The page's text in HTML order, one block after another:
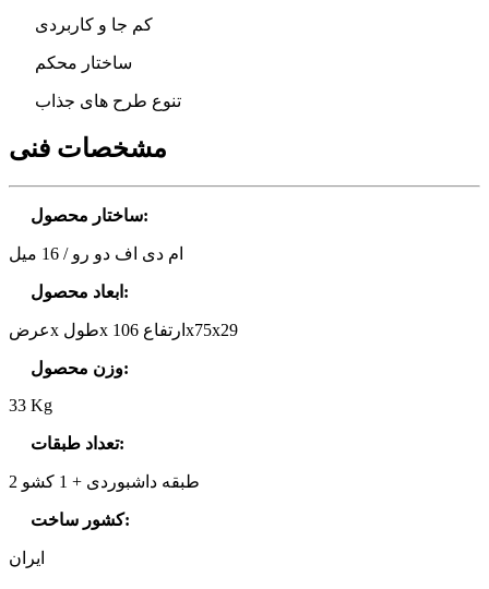
کم جا و کاربردی
ساختار محکم
تنوع طرح های جذاب
مشخصات فنی
ساختار محصول:
ام دی اف دو رو / 16 میل
ابعاد محصول :
عرضx طولx ارتفاع 106x75x29
وزن محصول:
33 Kg
تعداد طبقات:
2 طبقه داشبوردی + 1 کشو
کشور ساخت:
ایران